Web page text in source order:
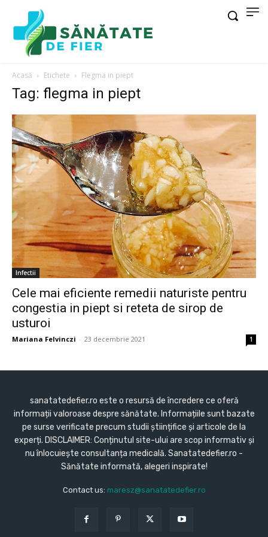
Acasă Etichete Flegma in piept
Tag: flegma in piept
Infectii
Cele mai eficiente remedii naturiste pentru
congestia in piept si reteta de sirop de
usturoi
Mariana Felvinczi - 23 decembrie 2021 1
sanatatedefier.ro este o resursă de încredere ce oferă
informații valoroase despre sănătate. Informațiile sunt bazate
pe surse verificate precum studii științifice și articole de la
experți. DISCLAIMER: Conținutul site-ului are scop informativ și
nu înlocuiește consultanța medicală. Sanatatedefier.ro -
Sănătate informată, alegeri inspirate!
Contact us: maresz@sanatatedefier.ro